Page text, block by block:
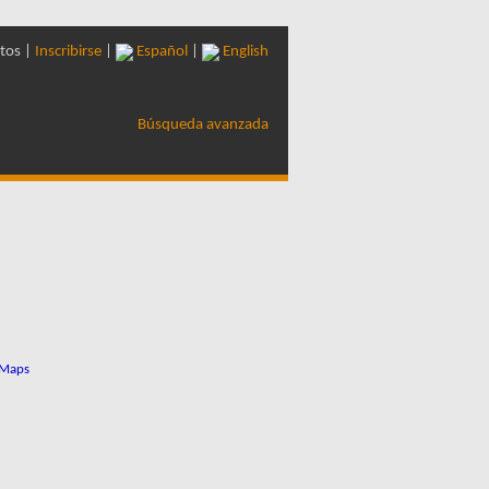
| Inscribirse Español English
Búsqueda avanzada